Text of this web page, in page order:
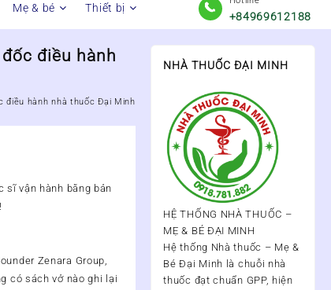
Mẹ & bé Thiết bị
+84969612188
điều hành
điều hành nhà thuốc Đại Minh
sĩ vận hành bằng bản
Zenara Group,
có sách vở nào ghi lại
NHÀ THUỐC ĐẠI MINH
HỆ THỐNG NHÀ THUỐC –
MẸ & BÉ ĐẠI MINH
Hệ thống Nhà thuốc – Mẹ &
Bé Đại Minh là chuỗi nhà
thuốc đạt chuẩn GPP, hiện